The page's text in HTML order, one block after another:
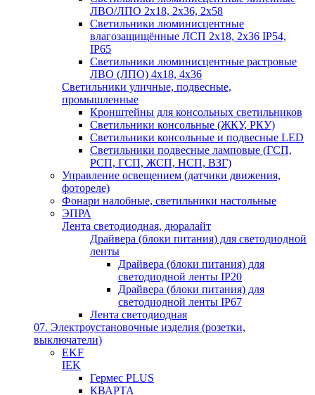
ЛВО/ЛПО 2х18, 2х36, 2х58
Светильники люминисцентные
влагозащищённые ЛСП 2х18, 2х36 IP54,
IP65
Светильники люминисцентные растровые
ЛВО (ЛПО) 4х18, 4х36
Светильники уличные, подвесные,
промышленные
Кронштейны для консольных светильников
Светильники консольные (ЖКУ, РКУ)
Светильники консольные и подвесные LED
Светильники подвесные ламповые (ГСП,
РСП, ГСП, ЖСП, НСП, ВЗГ)
Управление освещением (датчики движения,
фотореле)
Фонари налобные, светильники настольные
ЭПРА
Лента светодиодная, дюралайт
Драйвера (блоки питания) для светодиодной
ленты
Драйвера (блоки питания) для
светодиодной ленты IP20
Драйвера (блоки питания) для
светодиодной ленты IP67
Лента светодиодная
07. Электроустановочные изделия (розетки,
выключатели)
EKF
IEK
Гермес PLUS
КВАРТА